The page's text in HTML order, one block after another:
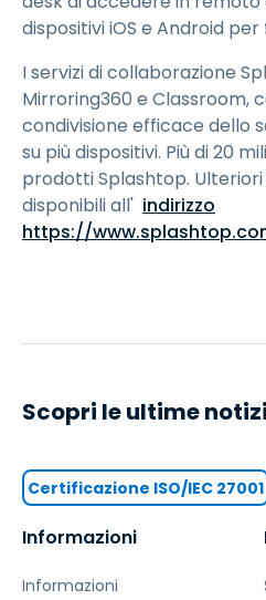
dispositivi iOS e Android
I servizi di collaborazione
Mirroring360 e Classroom,
condivisione efficace dello
su più dispositivi. Più di 20
prodotti Splashtop.
disponibili all' indirizzo
https://
Informazioni
Informazioni
Scopri le ultime
Certificazione ISO/IEC 27001